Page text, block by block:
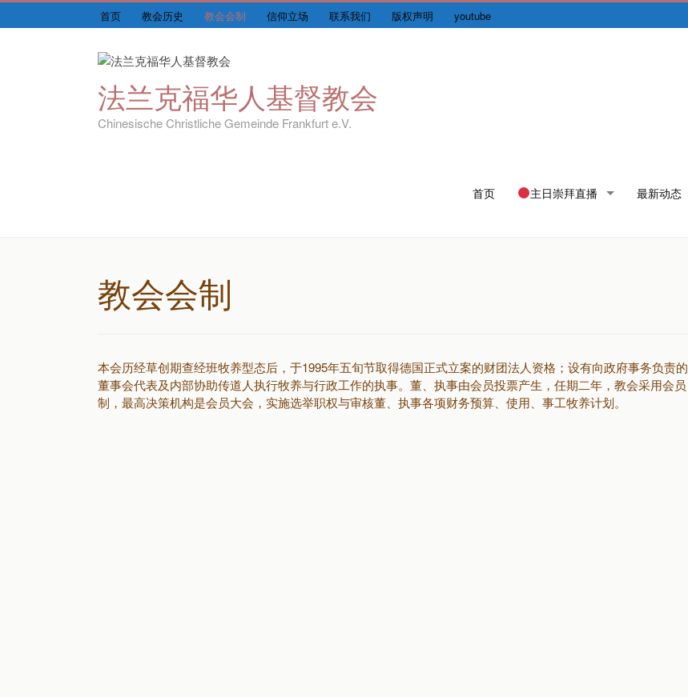
首页 教会历史 教会会制 信仰立场 联系我们 版权声明 youtube
法兰克福华人基督教会
Chinesische Christliche Gemeinde Frankfurt e.V.
Skip
首页 主日崇拜直播 最新动态
教会会制
本会历经草创期查经班牧养型态后，于1995年五旬节取得德国正式立案的财团法人资格；设有向政府事务负责的
董事会代表及内部协助传道人执行牧养与行政工作的执事。董、执事由会员投票产生，任期二年，教会采用会员
制，最高决策机构是会员大会，实施选举职权与审核董、执事各项财务预算、使用、事工牧养计划。